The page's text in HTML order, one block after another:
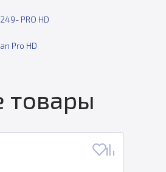
PRO HD
Pro HD
товары